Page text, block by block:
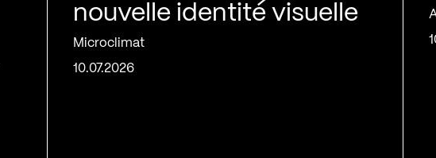
nouvelle identité visuelle
Microclimat
10.07.2026